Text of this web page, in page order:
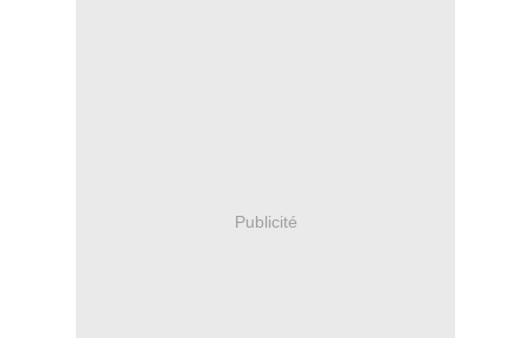
Publicité